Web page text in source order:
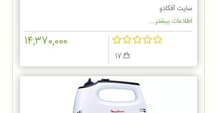
سایت آفکادو
اطلاعات بیشتر...
14,370,000